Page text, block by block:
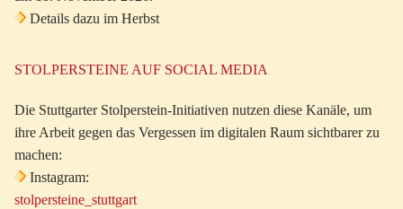
Details dazu im Herbst
STOLPERSTEINE AUF SOCIAL MEDIA
Die Stuttgarter Stolperstein-Initiativen nutzen diese Kanäle, um
ihre Arbeit gegen das Vergessen im digitalen Raum sichtbarer zu
machen:
Instagram:
stolpersteine_stuttgart